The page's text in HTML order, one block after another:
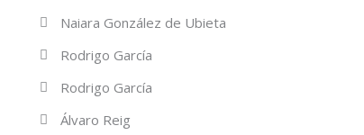
Naiara González de Ubieta
Rodrigo García
Rodrigo García
Álvaro Reig